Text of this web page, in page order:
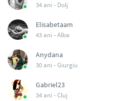
34 ani - Dolj
Elisabetaam
43 ani -Alba
Anydana
30 ani -Giurgiu
Gabriel23
34 ani -Cluj